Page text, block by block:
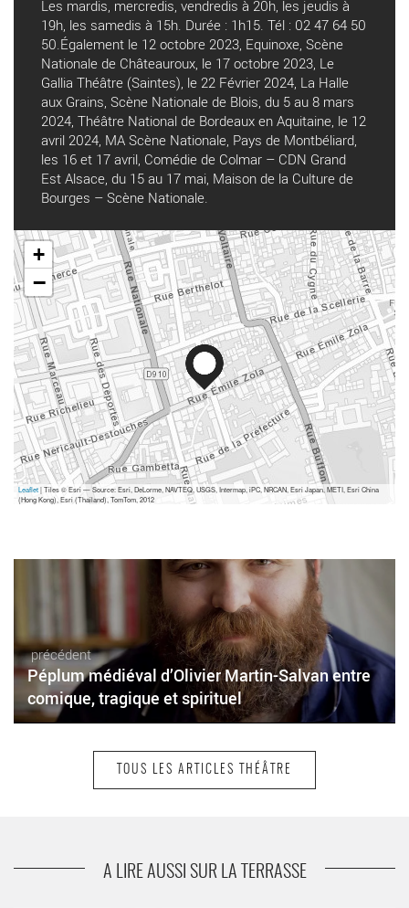
Les mardis, mercredis, vendredis à 20h, les jeudis à
19h, les samedis à 15h. Durée : 1h15. Tél : 02 47 64 50
50.Également le 12 octobre 2023, Equinoxe, Scène
Nationale de Châteauroux, le 17 octobre 2023, Le
Gallia Théâtre (Saintes), le 22 Février 2024, La Halle
aux Grains, Scène Nationale de Blois, du 5 au 8 mars
2024, Théâtre National de Bordeaux en Aquitaine, le 12
avril 2024, MA Scène Nationale, Pays de Montbéliard,
les 16 et 17 avril, Comédie de Colmar – CDN Grand
Est Alsace, du 15 au 17 mai, Maison de la Culture de
Bourges – Scène Nationale.
+
−
Leaflet| Tiles © Esri — Source: Esri, DeLorme, NAVTEQ, USGS, Intermap, iPC, NRCAN, Esri Japan, METI, Esri China
(Hong Kong), Esri (Thailand), TomTom, 2012
précédent
Péplum médiéval d’Olivier Martin-Salvan entre
comique, tragique et spirituel
l’adaptation de Peter Brook
TOUS LES ARTICLES THÉÂTRE
A LIRE AUSSI SUR LA TERRASSE